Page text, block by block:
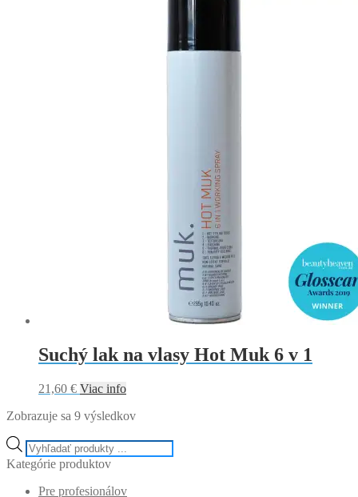
Suchý lak na vlasy Hot Muk 6 v 1
21,60 € Viac info
Zobrazuje sa 9 výsledkov
Products
search
Kategórie produktov
Pre profesionálov